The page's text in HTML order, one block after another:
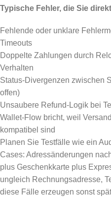
Typische Fehler, die Sie
Fehlende oder unklare
Timeouts
Doppelte Zahlungen durch
Verhalten
Status-Divergenzen zwischen
offen)
Unsaubere Refund-Logik bei
Wallet-Flow bricht, weil
kompatibel sind
Planen Sie Testfälle wie ein
Cases: Adressänderungen
plus Geschenkkarte plus
ungleich Rechnungsadresse,
diese Fälle erzeugen sonst